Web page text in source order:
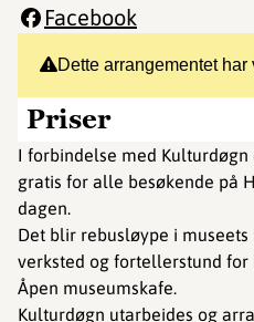
Dette arrangementet
Priser
I forbindelse med
gratis for alle besøkende på
dagen.
Det blir rebusløype i
verksted og fortellerstund for
Åpen museumskafe.
Kulturdøgn utarbeides og
Facebook